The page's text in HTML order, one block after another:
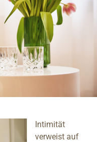
Intimität
verweist auf